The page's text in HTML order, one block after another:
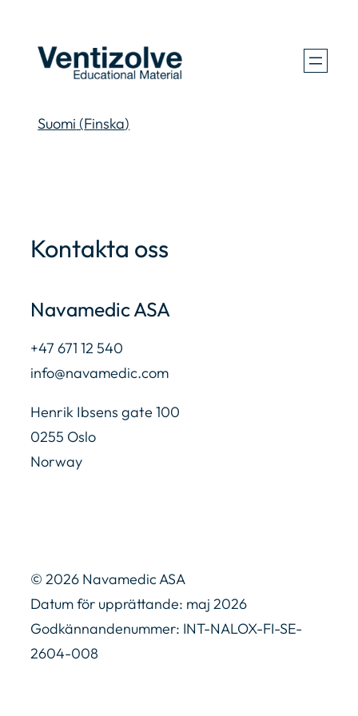
innehåll
Suomi (Finska)
Kontakta oss
Navamedic ASA
+47 671 12 540
info@navamedic.com
Henrik Ibsens gate 100
0255 Oslo
Norway
© 2026 Navamedic ASA
Datum för upprättande: maj 2026
Godkännandenummer: INT-NALOX-FI-SE-
2604-008